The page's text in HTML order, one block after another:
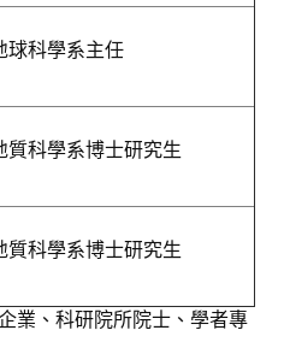
30屆國家傑出總經理獎
鼎獎
文得獎人
球科學系主任
質科學系博士研究生
質科學系博士研究生
業、科研院所院士、學者專